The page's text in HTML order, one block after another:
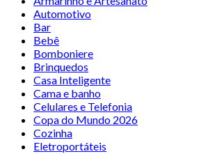
Automotivo
Bar
Bebê
Bomboniere
Brinquedos
Casa Inteligente
Cama e banho
Celulares e Telefonia
Copa do Mundo 2026
Cozinha
Eletroportáteis